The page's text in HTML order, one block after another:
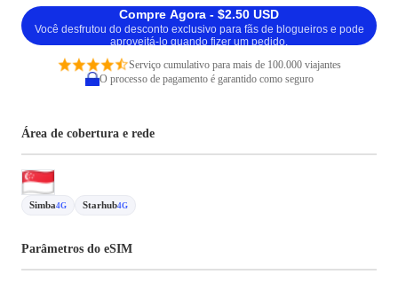
Compre Agora - $2.50 USD
Você desfrutou do desconto exclusivo para fãs de blogueiros e pode
aproveitá-lo quando fizer um pedido.
Serviço cumulativo para mais de 100.000 viajantes
O processo de pagamento é garantido como seguro
Área de cobertura e rede
Simba4G Starhub4G
Parâmetros do eSIM